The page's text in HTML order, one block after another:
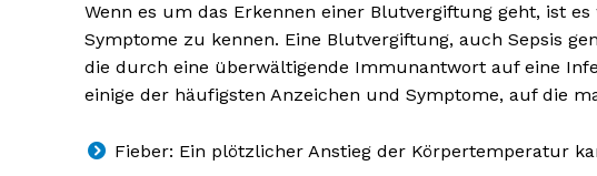
Wenn es um das Erkennen einer Blutvergiftung geht, ist
Symptome zu kennen. Eine Blutvergiftung, auch Sepsis
die durch eine überwältigende Immunantwort auf eine
einige der häufigsten Anzeichen und Symptome, auf die
Fieber: Ein plötzlicher Anstieg der Körpertemperatur